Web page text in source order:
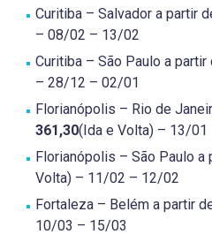
Curitiba – Salvador a partir
– 08/02 – 13/02
Curitiba – São Paulo a partir
– 28/12 – 02/01
Florianópolis – Rio de
361,30(Ida e Volta) – 13/01
Florianópolis – São Paulo a
Volta) – 11/02 – 12/02
Fortaleza – Belém a partir
10/03 – 15/03